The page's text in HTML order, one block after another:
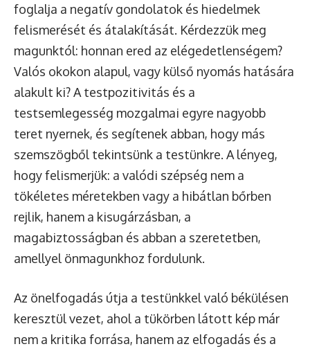
foglalja a negatív gondolatok és hiedelmek
felismerését és átalakítását. Kérdezzük meg
magunktól: honnan ered az elégedetlenségem?
Valós okokon alapul, vagy külső nyomás hatására
alakult ki? A testpozitivitás és a
testsemlegesség mozgalmai egyre nagyobb
teret nyernek, és segítenek abban, hogy más
szemszögből tekintsünk a testünkre. A lényeg,
hogy felismerjük: a valódi szépség nem a
tökéletes méretekben vagy a hibátlan bőrben
rejlik, hanem a kisugárzásban, a
magabiztosságban és abban a szeretetben,
amellyel önmagunkhoz fordulunk.
Az önelfogadás útja a testünkkel való békülésen
keresztül vezet, ahol a tükörben látott kép már
nem a kritika forrása, hanem az elfogadás és a